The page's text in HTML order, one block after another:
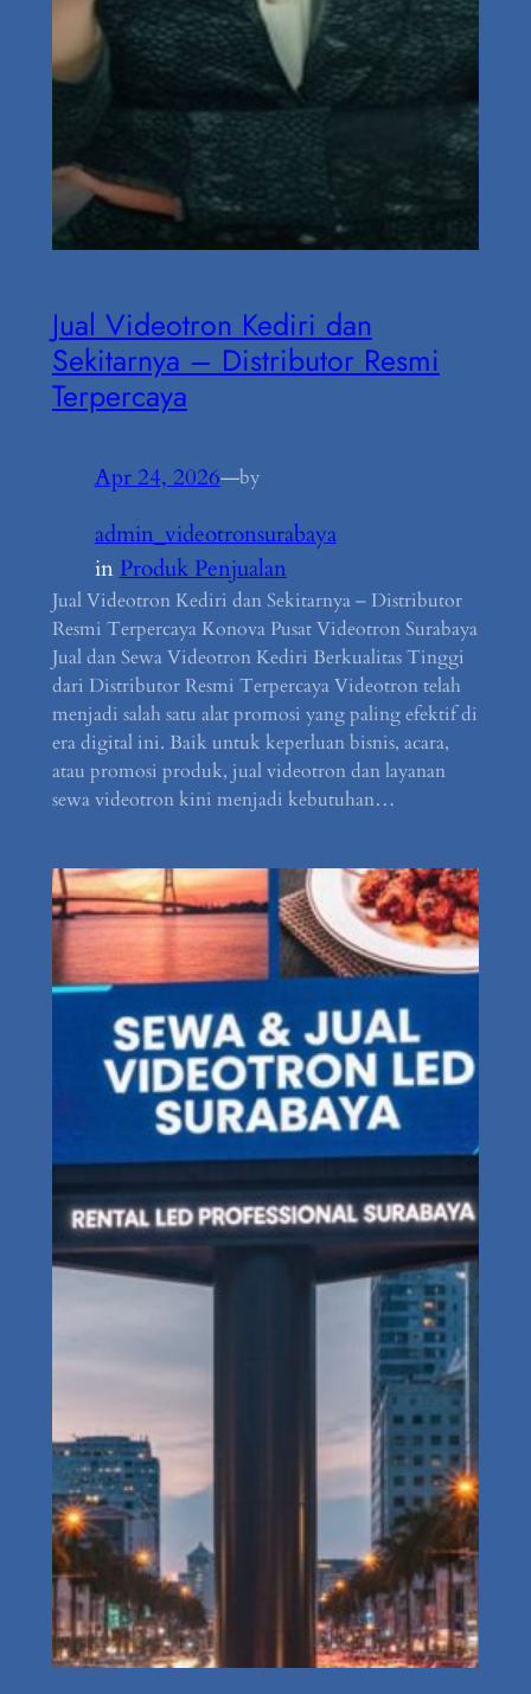
Jual Videotron Kediri dan
Sekitarnya – Distributor Resmi
Terpercaya
Apr 24, 2026—by
admin_videotronsurabaya
in Produk Penjualan
Jual Videotron Kediri dan Sekitarnya – Distributor
Resmi Terpercaya Konova Pusat Videotron Surabaya
Jual dan Sewa Videotron Kediri Berkualitas Tinggi
dari Distributor Resmi Terpercaya Videotron telah
menjadi salah satu alat promosi yang paling efektif di
era digital ini. Baik untuk keperluan bisnis, acara,
atau promosi produk, jual videotron dan layanan
sewa videotron kini menjadi kebutuhan…